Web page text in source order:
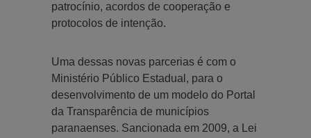
patrocínio, acordos de cooperação e
protocolos de intenção.
Uma dessas novas parcerias é com o
Ministério Público Estadual, para o
desenvolvimento de um modelo do Portal
da Transparência de municípios
paranaenses. Sancionada em 2009, a Lei